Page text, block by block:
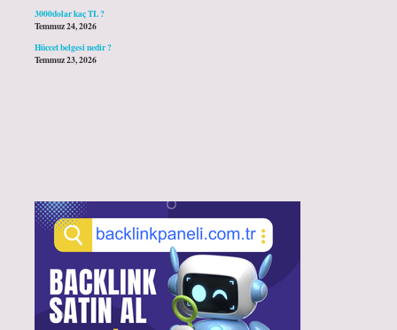
3000dolar kaç TL ?
Temmuz 24, 2026
Hüccet belgesi nedir ?
Temmuz 23, 2026